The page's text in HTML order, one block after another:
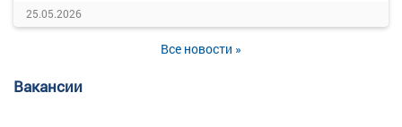
25.05.2026
Все новости »
Вакансии